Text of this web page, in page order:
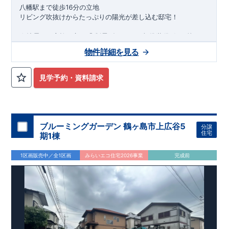
八幡駅まで徒歩16分の立地
リビング吹抜けからたっぷりの陽光が差し込む邸宅！
★ 地震から家族を守る 「 制震ダンパー 標準装備 ★
↑枠クリ
ックで詳細がご覧になれます！
・2階建て４ＬＤＫ物件 ・ＬＤＫ18.25帖＋和室4.5
帖超の大空間 ・全室2面採光で全室収納完備
辺施設が充実!毎日のお買い物にも便利!!
皿倉小学校・・・・
約 700m
(徒歩 9分)
尾倉幼稚園・・・・約500m(徒歩 7分)
【買い物施設】 ファミリーマート皿倉店 ・・約
280m
(徒歩 3分)
サンキュードラッグ平野薬局
900m(徒歩 12分)
​スピナ帆柱店・・・・・・・約 950m(徒歩 12分)
【その他の施設】 帆柱一丁目西公園・・・約 110m(徒歩
2分) 皿倉テラス郵便局・
・・
約 950m(徒歩 12分)
北九州市立八幡病院・・
・・
約 750m(徒歩 10分)
東栄住宅の「ブルーミングガーデン」は
国の定めた厳しい基準を満たした
見学予約・資料請求
物件詳細を見る
ブルーミングガーデン 鶴ヶ島市上広谷5
期1棟
分譲
住宅
1区画販売中／全1区画 みらいエコ住宅2026事業 完成前